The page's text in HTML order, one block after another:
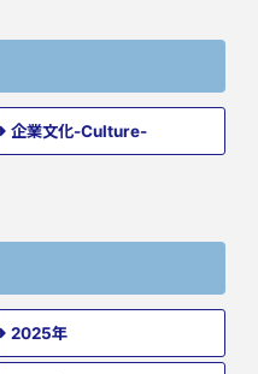
企業文化-Culture-
2025年